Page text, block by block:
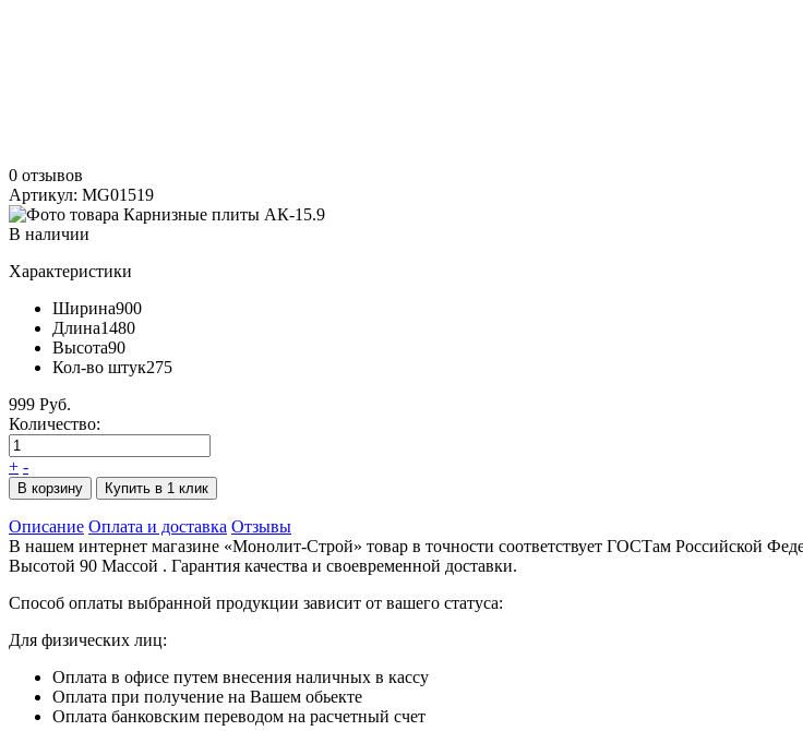
0 отзывов
Артикул: MG01519
В наличии
Характеристики
Ширина900
Длина1480
Высота90
Кол-во штук275
999 Руб.
Количество:
+ -
В корзину Купить в 1 клик
Описание Оплата и доставка Отзывы
В нашем интернет магазине «Монолит-Строй» товар в точности соответствует ГОСТам Российской
Высотой 90 Массой . Гарантия качества и своевременной доставки.
Способ оплаты выбранной продукции зависит от вашего статуса:
Для физических лиц:
Оплата в офисе путем внесения наличных в кассу
Оплата при получение на Вашем обьекте
Оплата банковским переводом на расчетный счет